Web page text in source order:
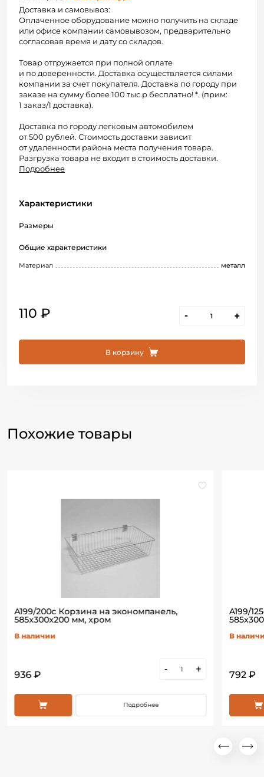
110 ₽ - +
В корзину
Доставка и самовывоз:
Оплаченное оборудование можно получить на складе
или офисе компании самовывозом, предварительно
согласовав время и дату со складов.
Товар отгружается при полной оплате
и по доверенности. Доставка осуществляется силами
компании за счет покупателя. Доставка по городу при
заказе на сумму более 100 тыс.р бесплатно! *. (прим:
1 заказ/1 доставка).
Доставка по городу легковым автомобилем
от 500 рублей. Стоимость доставки зависит
от удаленности района места получения товара.
Разгрузка товара не входит в стоимость доставки.
Подробнее
Характеристики
Размеры
Общие характеристики
Материал металл
Похожие товары
A199/200c Корзина на экономпанель,
585х300х200 мм, хром
В наличии
936 ₽
- +
Подробнее
A199/
В
792 ₽